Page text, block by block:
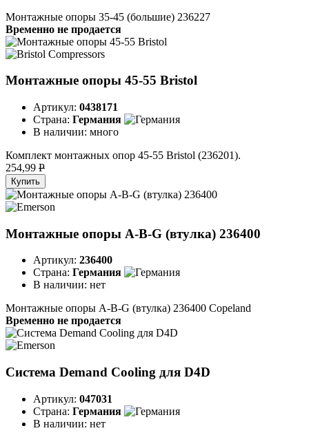
Монтажные опоры 35-45 (большие) 236227
Временно не продается
Монтажные опоры 45-55 Bristol
Артикул: 0438171
Страна: Германия
В наличии: много
Комплект монтажных опор 45-55 Bristol (236201).
254,99 P
Купить
Монтажные опоры A-B-G (втулка) 236400
Артикул: 236400
Страна: Германия
В наличии: нет
Монтажные опоры A-B-G (втулка) 236400 Copeland
Временно не продается
Система Demand Cooling для D4D
Артикул: 047031
Страна: Германия
В наличии: нет